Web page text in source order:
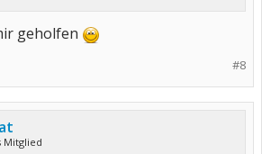
geholfen
#8
Mitglied